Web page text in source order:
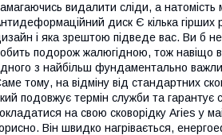
видалити сліди, а
диск Є кілька гірших
і яка зрештою підведе вас. Ви б
подорож жалюгідною, тож навіщо
з найбільш фундаментально
тому, на відміну від стандартних
подовжує термін служби та гарантує
на свою сковорідку Aries у
Він швидко нагрівається,